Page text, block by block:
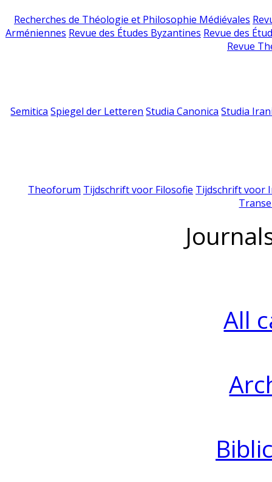
Recherches de Théologie et Philosophie Médiévales
Arméniennes Revue des Études Byzantines Revue des
Revue
Semitica Spiegel der Letteren Studia Canonica Studia
Theoforum Tijdschrift voor Filosofie Tijdschrift voor
All